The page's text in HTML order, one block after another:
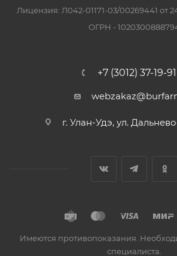
Лицензия: Л042-01171-03/00269441 от
ОГРН -
+7 (3012) 37-19-91
г. Улан-Удэ, ул.
Имеются противопоказания.
специалиста.